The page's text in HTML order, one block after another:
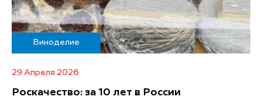
Виноделие
29 Апреля 2026
Роскачество: за 10 лет в России